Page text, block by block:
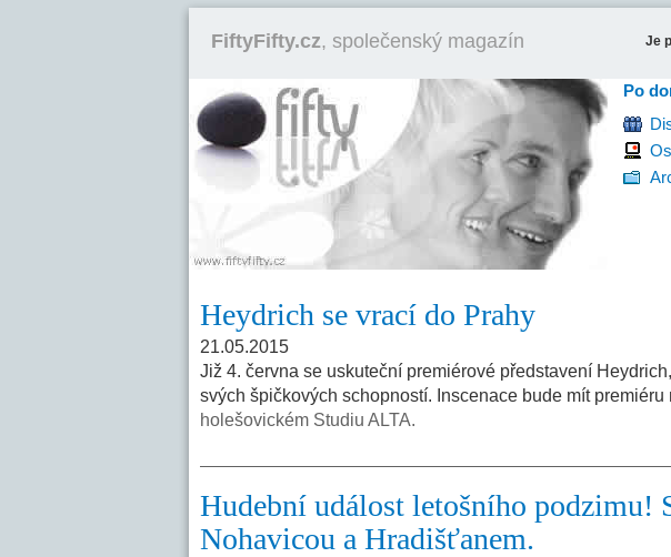
FiftyFifty.cz, společenský magazín Je
Po
Heydrich se vrací do Prahy
21.05.2015
Již 4. června se uskuteční premiérové představení
svých špičkových schopností. Inscenace bude mít
holešovickém Studiu ALTA.
Hudební událost letošního podzimu!
Nohavicou a Hradišťanem.